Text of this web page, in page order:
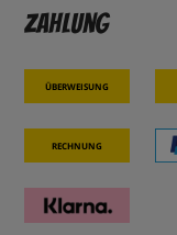
Zahlung
Überweisung
Rechnung